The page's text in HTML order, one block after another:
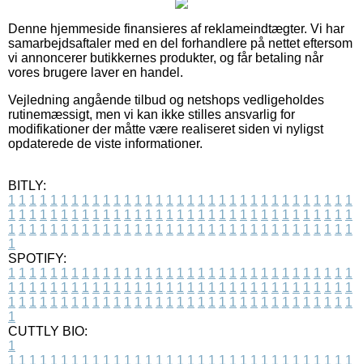
Denne hjemmeside finansieres af reklameindtægter. Vi har
samarbejdsaftaler med en del forhandlere på nettet eftersom
vi annoncerer butikkernes produkter, og får betaling når
vores brugere laver en handel.
Vejledning angående tilbud og netshops vedligeholdes
rutinemæssigt, men vi kan ikke stilles ansvarlig for
modifikationer der måtte være realiseret siden vi nyligst
opdaterede de viste informationer.
BITLY:
1 1 1 1 1 1 1 1 1 1 1 1 1 1 1 1 1 1 1 1 1 1 1 1 1 1 1 1 1 1 1 1 1
1 1 1 1 1 1 1 1 1 1 1 1 1 1 1 1 1 1 1 1 1 1 1 1 1 1 1 1 1 1 1 1 1
1 1 1 1 1 1 1 1 1 1 1 1 1 1 1 1 1 1 1 1 1 1 1 1 1 1 1 1 1 1 1 1 1
1
SPOTIFY:
1 1 1 1 1 1 1 1 1 1 1 1 1 1 1 1 1 1 1 1 1 1 1 1 1 1 1 1 1 1 1 1 1
1 1 1 1 1 1 1 1 1 1 1 1 1 1 1 1 1 1 1 1 1 1 1 1 1 1 1 1 1 1 1 1 1
1 1 1 1 1 1 1 1 1 1 1 1 1 1 1 1 1 1 1 1 1 1 1 1 1 1 1 1 1 1 1 1 1
1
CUTTLY BIO:
1
1 1 1 1 1 1 1 1 1 1 1 1 1 1 1 1 1 1 1 1 1 1 1 1 1 1 1 1 1 1 1 1 1